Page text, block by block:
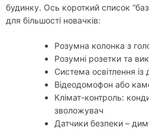
будинку. Ось короткий список
для більшості новачків:
Розумна колонка з
Розумні розетки та
Система освітлення
Відеодомофон або
Клімат-контроль:
зволожувач
Датчики безпеки –